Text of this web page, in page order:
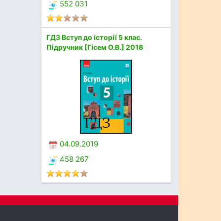
552 031
ГДЗ Вступ до історії 5 клас.
Підручник [Гісем О.В.] 2018
04.09.2019
458 267